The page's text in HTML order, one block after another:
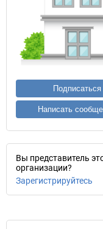
Подписаться
Написать
Вы представитель
организации?
Зарегистрируйтесь